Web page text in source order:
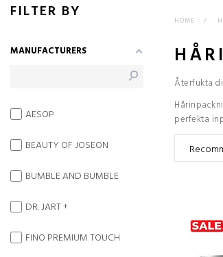
HOME >
Återfukta
perfekta
FILTER BY
MANUFACTURERS
AESOP
BEAUTY OF JOSEON
BUMBLE AND BUMBLE
DR. JART +
FINO PREMIUM TOUCH